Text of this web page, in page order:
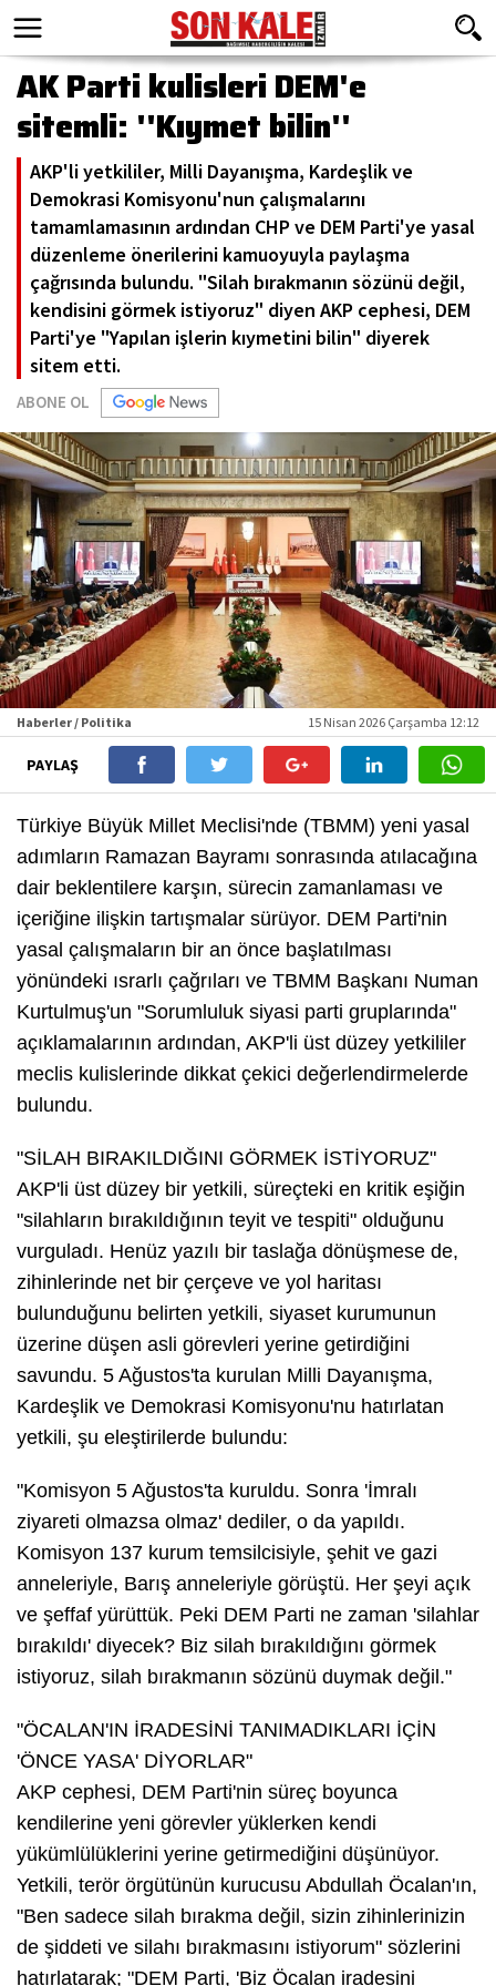
AK Parti kulisleri DEM'e
sitemli: ''Kıymet bilin''
AKP'li yetkililer, Milli Dayanışma, Kardeşlik ve
Demokrasi Komisyonu'nun çalışmalarını
tamamlamasının ardından CHP ve DEM Parti'ye yasal
düzenleme önerilerini kamuoyuyla paylaşma
çağrısında bulundu. "Silah bırakmanın sözünü değil,
kendisini görmek istiyoruz" diyen AKP cephesi, DEM
Parti'ye "Yapılan işlerin kıymetini bilin" diyerek
sitem etti.
ABONE OL
Haberler / Politika 15 Nisan 2026 Çarşamba 12:12
PAYLAŞ
Türkiye Büyük Millet Meclisi'nde (TBMM) yeni yasal
adımların Ramazan Bayramı sonrasında atılacağına
dair beklentilere karşın, sürecin zamanlaması ve
içeriğine ilişkin tartışmalar sürüyor. DEM Parti'nin
yasal çalışmaların bir an önce başlatılması
yönündeki ısrarlı çağrıları ve TBMM Başkanı Numan
Kurtulmuş'un "Sorumluluk siyasi parti gruplarında"
açıklamalarının ardından, AKP'li üst düzey yetkililer
meclis kulislerinde dikkat çekici değerlendirmelerde
bulundu.
"SİLAH BIRAKILDIĞINI GÖRMEK İSTİYORUZ"
AKP'li üst düzey bir yetkili, süreçteki en kritik eşiğin
"silahların bırakıldığının teyit ve tespiti" olduğunu
vurguladı. Henüz yazılı bir taslağa dönüşmese de,
zihinlerinde net bir çerçeve ve yol haritası
bulunduğunu belirten yetkili, siyaset kurumunun
üzerine düşen asli görevleri yerine getirdiğini
savundu. 5 Ağustos'ta kurulan Milli Dayanışma,
Kardeşlik ve Demokrasi Komisyonu'nu hatırlatan
yetkili, şu eleştirilerde bulundu:
"Komisyon 5 Ağustos'ta kuruldu. Sonra 'İmralı
ziyareti olmazsa olmaz' dediler, o da yapıldı.
Komisyon 137 kurum temsilcisiyle, şehit ve gazi
anneleriyle, Barış anneleriyle görüştü. Her şeyi açık
ve şeffaf yürüttük. Peki DEM Parti ne zaman 'silahlar
bırakıldı' diyecek? Biz silah bırakıldığını görmek
istiyoruz, silah bırakmanın sözünü duymak değil."
"ÖCALAN'IN İRADESİNİ TANIMADIKLARI İÇİN
'ÖNCE YASA' DİYORLAR"
AKP cephesi, DEM Parti'nin süreç boyunca
kendilerine yeni görevler yüklerken kendi
yükümlülüklerini yerine getirmediğini düşünüyor.
Yetkili, terör örgütünün kurucusu Abdullah Öcalan'ın,
"Ben sadece silah bırakma değil, sizin zihinlerinizin
de şiddeti ve silahı bırakmasını istiyorum" sözlerini
hatırlatarak; "DEM Parti, 'Biz Öcalan iradesini